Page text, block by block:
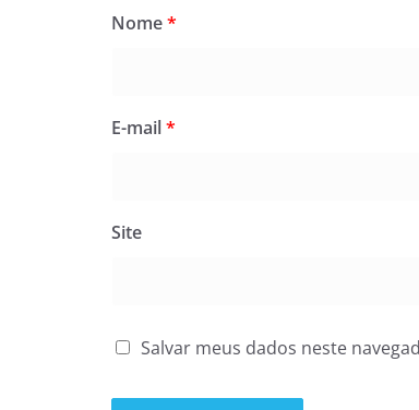
Nome*
E-mail*
Site
Salvar meus dados neste